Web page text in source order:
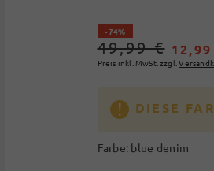
- 74%
49,99 €
Preis inkl. MwSt. zzgl.
DIESE
Farbe: blue denim